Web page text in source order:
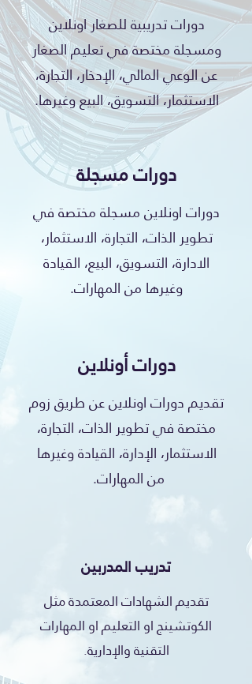
دورات تدريبية للصغار اونلاين
ومسجلة مختصة في تعليم الصغار
عن الوعي المالي، الإدخار، التجارة،
الاستثمار، التسويق، البيع وغيرها.
دورات مسجلة
​دورات اونلاين مسجلة مختصة في
تطوير الذات، التجارة، الاستثمار،
الادارة، التسويق، البيع، القيادة
وغيرها من المهارات.
دورات أونلاين
تقديم دورات اونلاين عن طريق زوم
مختصة في تطوير الذات، التجارة،
الاستثمار، الإدارة، القيادة وغيرها
من المهارات.
تدريب المدربين
تقديم الشهادات المعتمدة مثل
الكوتشينج او التعليم او المهارات
التقنية والإدارية.